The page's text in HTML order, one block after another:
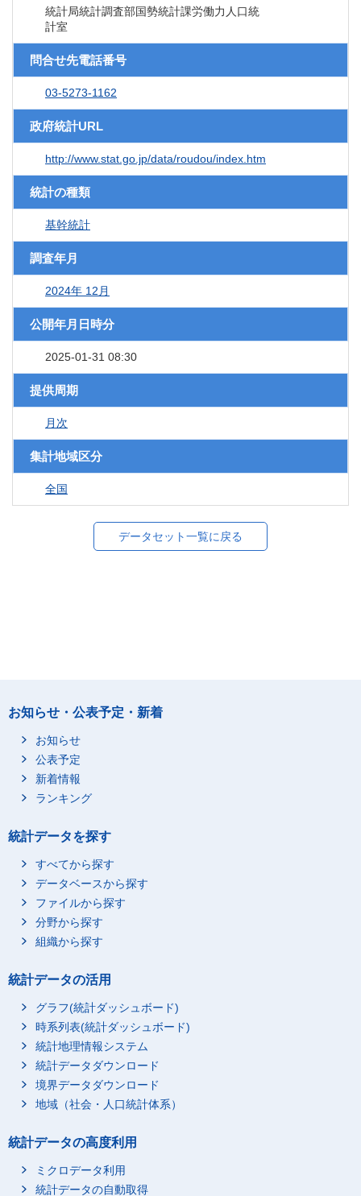
統計局統計調査部国勢統計課労働力人口統
計室
問合せ先電話番号
03-5273-1162
政府統計URL
http://www.stat.go.jp/data/roudou/index.htm
統計の種類
基幹統計
調査年月
2024年 12月
公開年月日時分
2025-01-31 08:30
提供周期
月次
集計地域区分
全国
データセット一覧に戻る
お知らせ・公表予定・新着
お知らせ
公表予定
新着情報
ランキング
統計データを探す
すべてから探す
データベースから探す
ファイルから探す
分野から探す
組織から探す
統計データの活用
グラフ(統計ダッシュボード)
時系列表(統計ダッシュボード)
統計地理情報システム
統計データダウンロード
境界データダウンロード
地域（社会・人口統計体系）
統計データの高度利用
ミクロデータ利用
統計データの自動取得